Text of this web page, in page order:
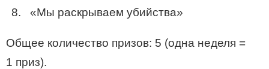
«Мы раскрываем убийства»
Общее количество призов: 5 (одна неделя =
1 приз).